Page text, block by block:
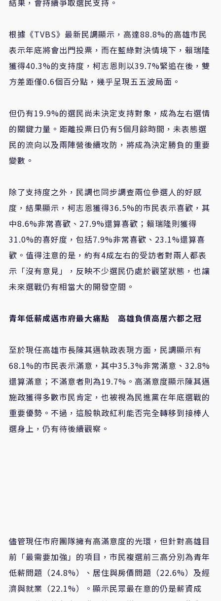
結果，會持續爭取選民支持。
根據《TVBS》最新民調顯示，高達88.8%的高雄市民
表示年底將會出門投票，而在藍綠對決情境下，賴瑞隆
獲得40.3%的支持度，柯志恩則以39.7%緊追在後，雙
方差距僅0.6個百分點，幾乎呈現五五波局面。
但仍有19.9%的選民尚未決定支持對象，成為左右選情
的關鍵力量。距離投票日仍有5個月餘時間，未表態選
民的流向以及兩陣營後續攻防，將成為決定勝負的重要
變數。
除了支持度之外，民調也同步調查兩位參選人的好感
度，結果顯示，柯志恩獲得36.5%的市民表示喜歡，其
中8.6%非常喜歡、27.9%還算喜歡；賴瑞隆則獲得
31.0%的喜好度，包括7.9%非常喜歡、23.1%還算喜
歡。值得注意的是，約有4成左右的受訪者對兩人都表
示「沒有意見」，反映不少選民仍處於觀望狀態，也讓
未來選戰仍有相當大的開發空間。
青年低薪成邁市府最大痛點 高雄負債高居六都之冠
至於現任高雄市長陳其邁執政表現方面，民調顯示有
68.1%的市民表示滿意，其中35.3%非常滿意、32.8%
還算滿意；不滿意者則為19.7%。高滿意度顯示陳其邁
施政獲得多數市民肯定，也被視為民進黨在年底選戰的
重要優勢。不過，這股執政紅利能否完全轉移到接棒人
選身上，仍有待後續觀察。
儘管現任市府團隊擁有高滿意度的光環，但針對高雄目
前「最需要加強」的項目，市民複選前三高分別為青年
低薪問題（24.8%）、居住與房價問題（22.6%）及經
濟與就業（22.1%）。顯示民眾最在意的仍是薪資成